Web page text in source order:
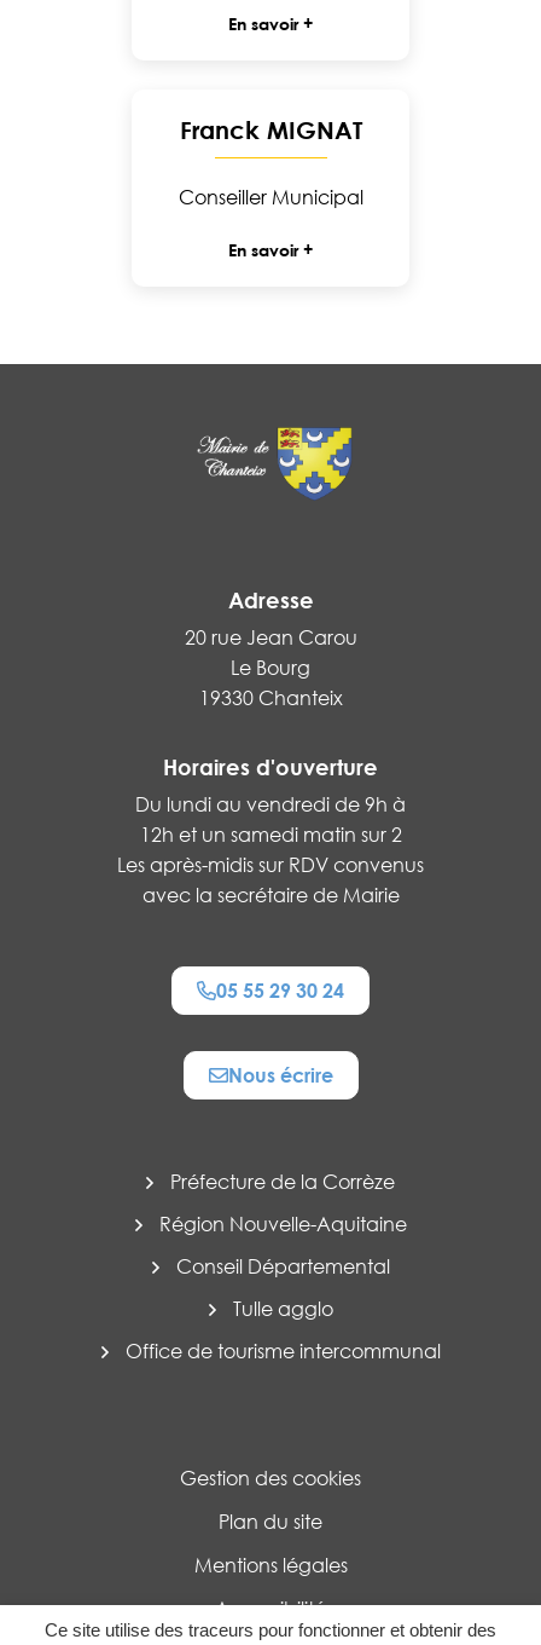
Ce site utilise des traceurs pour fonctionner et obtenir des
En savoir +
Franck MIGNAT
Conseiller Municipal
En savoir +
Adresse
20 rue Jean Carou
Le Bourg
19330 Chanteix
Horaires d'ouverture
Du lundi au vendredi de 9h à
12h et un samedi matin sur 2
Les après-midis sur RDV convenus
avec la secrétaire de Mairie
05 55 29 30 24
Nous écrire
Préfecture de la Corrèze
Région Nouvelle-Aquitaine
Conseil Départemental
Tulle agglo
Office de tourisme intercommunal
Gestion des cookies
Plan du site
Mentions légales
Accessibilité